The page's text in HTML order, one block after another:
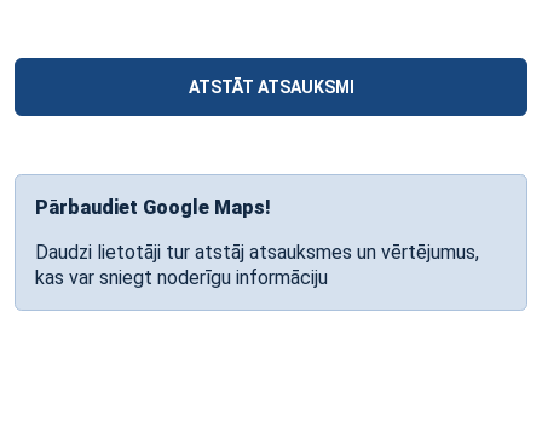
ATSTĀT ATSAUKSMI
Pārbaudiet Google Maps!
Daudzi lietotāji tur atstāj atsauksmes un vērtējumus,
kas var sniegt noderīgu informāciju